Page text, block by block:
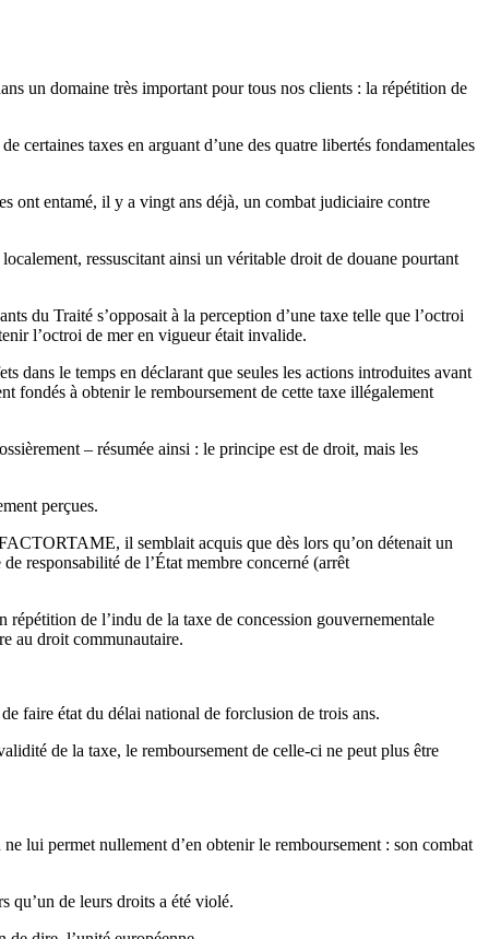
domaine très important pour tous nos clients : la répétition de
certaines taxes en arguant d’une des quatre libertés fondamentales
ont entamé, il y a vingt ans déjà, un combat judiciaire contre
ressuscitant ainsi un véritable droit de douane pourtant
du Traité s’opposait à la perception d’une taxe telle que l’octroi
l’octroi de mer en vigueur était invalide.
dans le temps en déclarant que seules les actions introduites avant
fondés à obtenir le remboursement de cette taxe illégalement
– résumée ainsi : le principe est de droit, mais les
perçues.
il semblait acquis que dès lors qu’on détenait un
responsabilité de l’État membre concerné (arrêt
de l’indu de la taxe de concession gouvernementale
au droit communautaire.
faire état du délai national de forclusion de trois ans.
de la taxe, le remboursement de celle-ci ne peut plus être
lui permet nullement d’en obtenir le remboursement : son combat
qu’un de leurs droits a été violé.